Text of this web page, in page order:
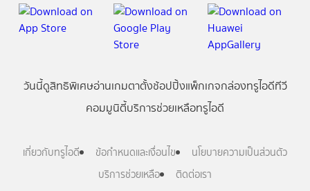
วันนี้ดูสิทธิพิเศษอ่านเกมตาตั้งช้อปปิ้งแพ็กเกจกล่องทรูไอดีทีวี
คอมมูนิตี้บริการช่วยเหลือทรูไอดี
เกี่ยวกับทรูไอดี ข้อกำหนดและเงื่อนไข
นโยบายความเป็นส่วนตัว
บริการช่วยเหลือ
ติดต่อเรา